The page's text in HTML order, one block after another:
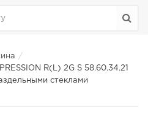
R(L) 2G S 58.60.34.21
стеклами